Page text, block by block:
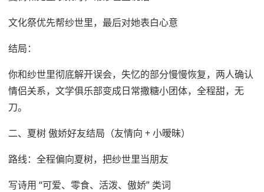
文化祭优先帮纱世里，最后对她表白心意
结局：
你和纱世里彻底解开误会，失忆的部分慢慢恢复，两人确认
情侣关系，文学俱乐部变成日常撒糖小团体，全程甜，无
刀。
二、夏树 傲娇好友结局（友情向 + 小暧昧）
路线：全程偏向夏树，把纱世里当朋友
写诗用 “可爱、零食、活泼、傲娇” 类词